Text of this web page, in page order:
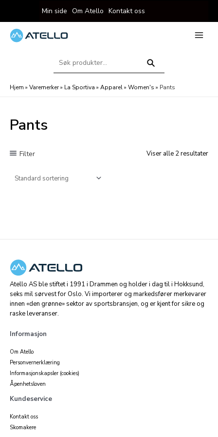
til
innholdet
Min side Om Atello Kontakt oss
Søk
Hjem » Varemerker» La Sportiva » Apparel» Women's » Pants
Pants
Filter Viser alle 2 resultater
Atello AS ble stiftet i 1991 i Drammen og holder i dag til i Hokksund,
seks mil sørvest for Oslo. Vi importerer og markedsfører merkevarer
innen «den grønne» sektor av sportsbransjen, og er kjent for sikre og
raske leveranser.
Informasjon
Om Atello
Personvernerklæring
Informasjonskapsler (cookies)
Åpenhetsloven
Kundeservice
Kontakt oss
Skomakere